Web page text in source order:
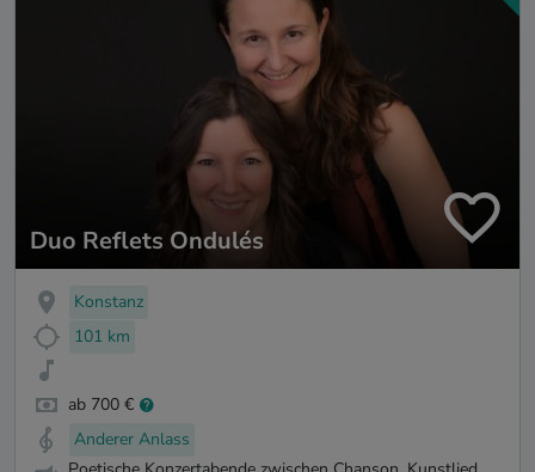
Duo Reflets Ondulés
Konstanz
101 km
ab 700 €
Anderer Anlass